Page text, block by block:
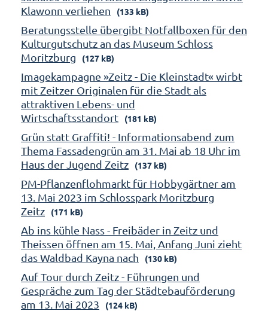
Klawonn verliehen
(133 kB)
Beratungsstelle übergibt Notfallboxen für den
Kulturgutschutz an das Museum Schloss
Moritzburg
(127 kB)
Imagekampagne »Zeitz - Die Kleinstadt« wirbt
mit Zeitzer Originalen für die Stadt als
attraktiven Lebens- und
Wirtschaftsstandort
(181 kB)
Grün statt Graffiti! - Informationsabend zum
Thema Fassadengrün am 31. Mai ab 18 Uhr im
Haus der Jugend Zeitz
(137 kB)
PM-Pflanzenflohmarkt für Hobbygärtner am
13. Mai 2023 im Schlosspark Moritzburg
Zeitz
(171 kB)
Ab ins kühle Nass - Freibäder in Zeitz und
Theissen öffnen am 15. Mai, Anfang Juni zieht
das Waldbad Kayna nach
(130 kB)
Auf Tour durch Zeitz - Führungen und
Gespräche zum Tag der Städtebauförderung
am 13. Mai 2023
(124 kB)